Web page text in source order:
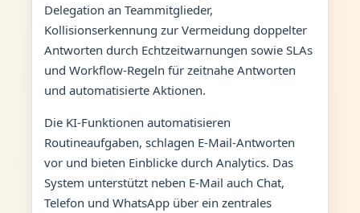
Delegation an Teammitglieder,
Kollisionserkennung zur Vermeidung doppelter
Antworten durch Echtzeitwarnungen sowie SLAs
und Workflow-Regeln für zeitnahe Antworten
und automatisierte Aktionen.
Die KI-Funktionen automatisieren
Routineaufgaben, schlagen E-Mail-Antworten
vor und bieten Einblicke durch Analytics. Das
System unterstützt neben E-Mail auch Chat,
Telefon und WhatsApp über ein zentrales